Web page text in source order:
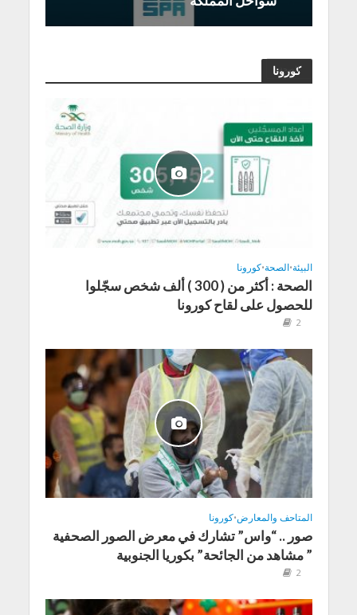
كورونا
الصحة
البيئة•الصحة•كورونا
الصحة : أكثر من ( 300 ) ألف شخص سجّلوا
للحصول على لقاح كورونا
2
المتاحف والمعارض•كورونا
صور .. “واس” تشارك في معرض الصور الصحفية
” مشاهد من الجائحة” بكوريا الجنوبية
2